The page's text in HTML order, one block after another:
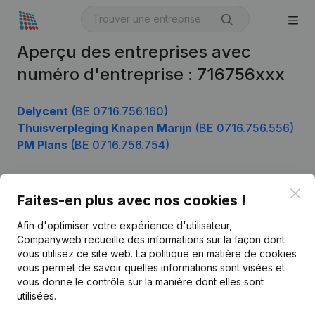
Aperçu des entreprises avec
numéro d'entreprise : 716756xxx
Delycent (BE 0716.756.160)
Thuisverpleging Knapen Marijn (BE 0716.756.556)
PM Plans (BE 0716.756.754)
Faites-en plus avec nos cookies !
Afin d'optimiser votre expérience d'utilisateur,
Companyweb recueille des informations sur la façon dont
vous utilisez ce site web. La politique en matière de cookies
vous permet de savoir quelles informations sont visées et
vous donne le contrôle sur la manière dont elles sont
utilisées.
Français
Kantorenpark Everest
Produit
Informations d’entreprise
Monitoring
Recherche internationale